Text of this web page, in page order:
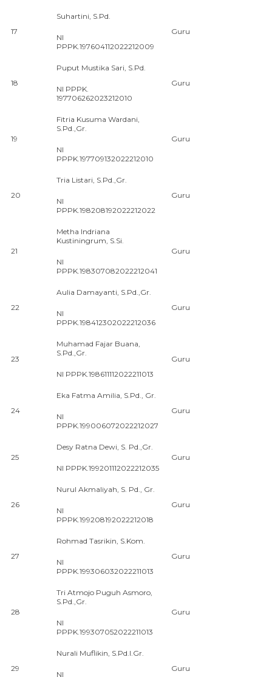
17
Suhartini, S.Pd.
Guru
NI
PPPK.197604112022212009
18
Puput Mustika Sari, S.Pd.
Guru
NI PPPK.
197706262023212010
19
Fitria Kusuma Wardani,
S.Pd.,Gr.
Guru
NI
PPPK.197709132022212010
20
Tria Listari, S.Pd.,Gr.
Guru
NI
PPPK.198208192022212022
21
Metha Indriana
Kustiningrum, S.Si.
Guru
NI
PPPK.198307082022212041
22
Aulia Damayanti, S.Pd.,Gr.
Guru
NI
PPPK.198412302022212036
23
Muhamad Fajar Buana,
S.Pd.,Gr.
Guru
NI PPPK.198611112022211013
24
Eka Fatma Amilia, S.Pd., Gr.
Guru
NI
PPPK.199006072022212027
25
Desy Ratna Dewi, S. Pd.,Gr.
Guru
NI PPPK.199201112022212035
26
Nurul Akmaliyah, S. Pd., Gr.
Guru
NI
PPPK.199208192022212018
27
Rohmad Tasrikin, S.Kom.
Guru
NI
PPPK.199306032022211013
28
Tri Atmojo Puguh Asmoro,
S.Pd.,Gr.
Guru
NI
PPPK.199307052022211013
29
Nurali Muflikin, S.Pd.I.Gr.
Guru
NI